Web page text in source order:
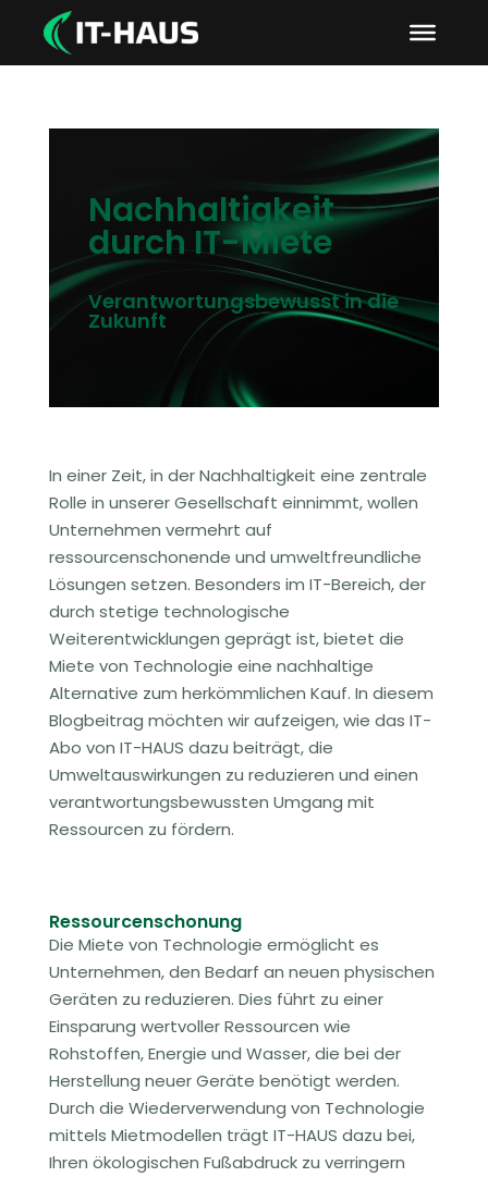
Nachhaltigkeit
durch IT-Miete
Verantwortungsbewusst in die
Zukunft
In einer Zeit, in der Nachhaltigkeit eine zentrale
Rolle in unserer Gesellschaft einnimmt, wollen
Unternehmen vermehrt auf
ressourcenschonende und umweltfreundliche
Lösungen setzen. Besonders im IT-Bereich, der
durch stetige technologische
Weiterentwicklungen geprägt ist, bietet die
Miete von Technologie eine nachhaltige
Alternative zum herkömmlichen Kauf. In diesem
Blogbeitrag möchten wir aufzeigen, wie das IT-
Abo von IT-HAUS dazu beiträgt, die
Umweltauswirkungen zu reduzieren und einen
verantwortungsbewussten Umgang mit
Ressourcen zu fördern.
Ressourcenschonung
Die Miete von Technologie ermöglicht es
Unternehmen, den Bedarf an neuen physischen
Geräten zu reduzieren. Dies führt zu einer
Einsparung wertvoller Ressourcen wie
Rohstoffen, Energie und Wasser, die bei der
Herstellung neuer Geräte benötigt werden.
Durch die Wiederverwendung von Technologie
mittels Mietmodellen trägt IT-HAUS dazu bei,
Ihren ökologischen Fußabdruck zu verringern